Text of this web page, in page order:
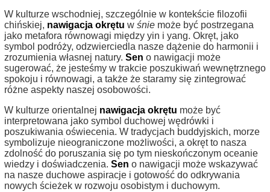
W kulturze wschodniej, szczególnie w kontekście filozofii
chińskiej, nawigacja okrętu w śnie może być postrzegana
jako metafora równowagi między yin i yang. Okręt, jako
symbol podróży, odzwierciedla nasze dążenie do harmonii i
zrozumienia własnej natury. Sen o nawigacji może
sugerować, że jesteśmy w trakcie poszukiwań wewnętrznego
spokoju i równowagi, a także że staramy się zintegrować
różne aspekty naszej osobowości.
W kulturze orientalnej nawigacja okrętu może być
interpretowana jako symbol duchowej wędrówki i
poszukiwania oświecenia. W tradycjach buddyjskich, morze
symbolizuje nieograniczone możliwości, a okręt to nasza
zdolność do poruszania się po tym nieskończonym oceanie
wiedzy i doświadczenia. Sen o nawigacji może wskazywać
na nasze duchowe aspiracje i gotowość do odkrywania
nowych ścieżek w rozwoju osobistym i duchowym.